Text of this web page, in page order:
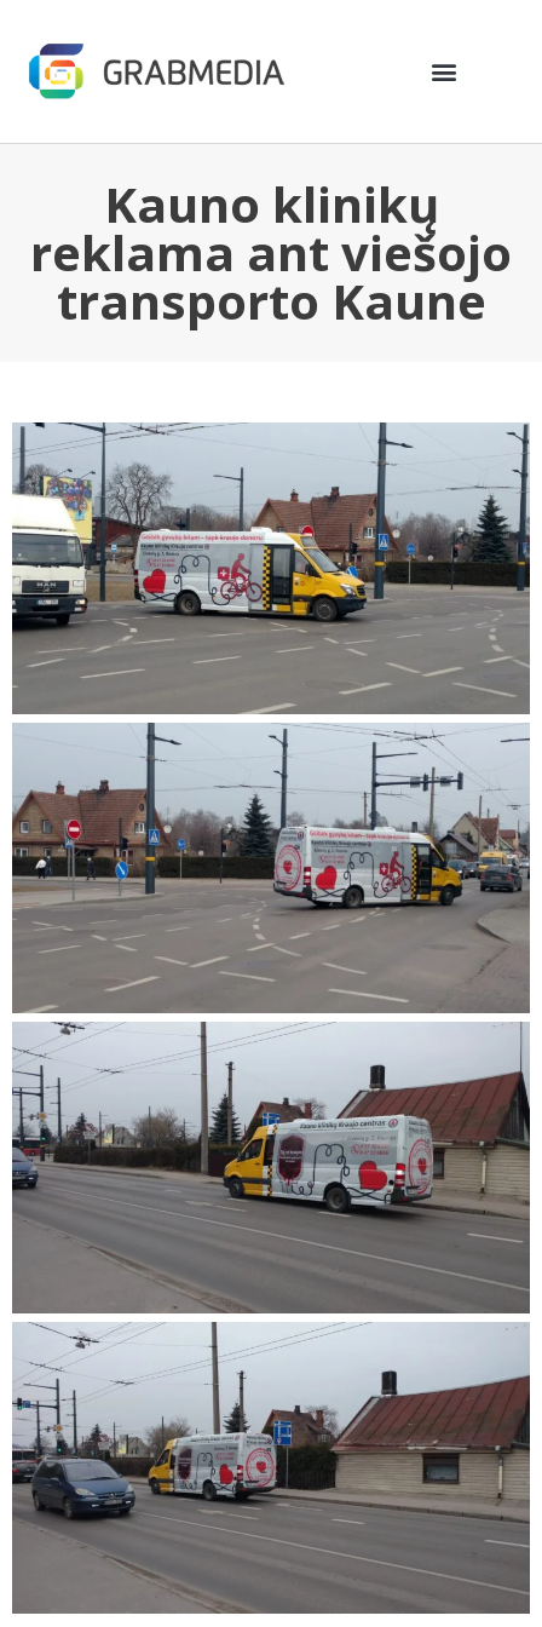
Kauno klinikų
reklama ant viešojo
transporto Kaune